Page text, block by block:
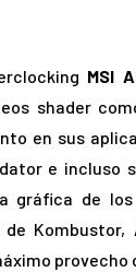
MSI
shader
en sus
e incluso
de los